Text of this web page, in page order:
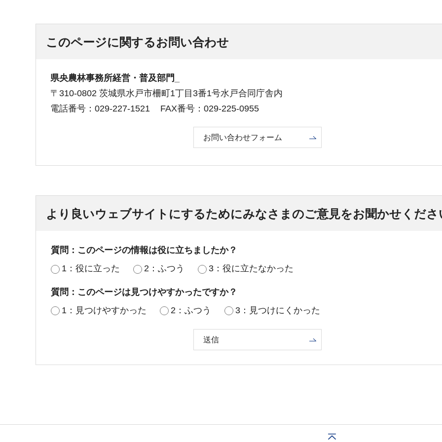
このページに関するお問い合わせ
県央農林事務所経営・普及部門_
〒310-0802 茨城県水戸市柵町1丁目3番1号水戸合同庁舎内
電話番号：029-227-1521
FAX番号：029-225-0955
お問い合わせフォーム
より良いウェブサイトにするためにみなさまのご意見をお聞かせくださ
質問：このページの情報は役に立ちましたか？
1：役に立った
2：ふつう 3：役に立たなかった
質問：このページは見つけやすかったですか？
1：見つけやすかった
2：ふつう 3：見つけにくかった